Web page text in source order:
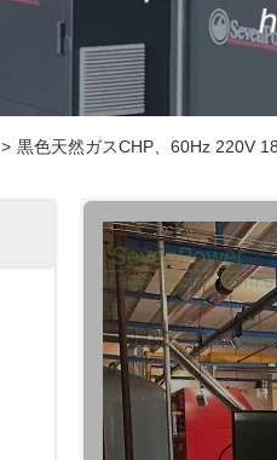
> 黒色天然ガスCHP、60Hz 220V